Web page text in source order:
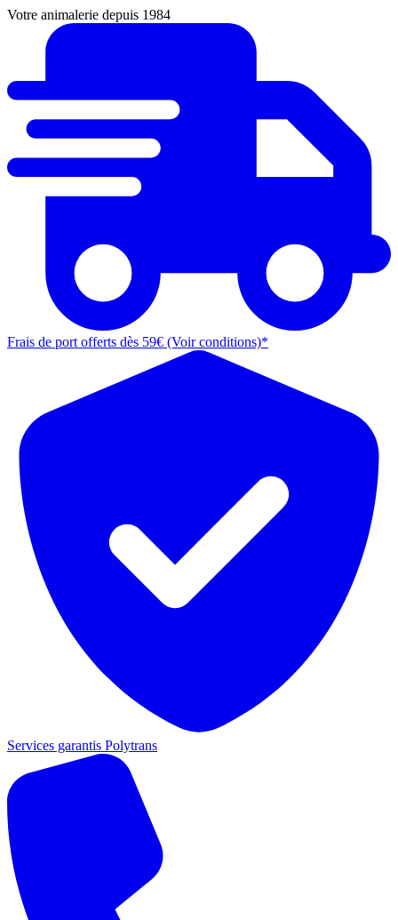
Votre animalerie depuis 1984
Frais de port offerts dès 59€ (Voir conditions)*
Services garantis Polytrans